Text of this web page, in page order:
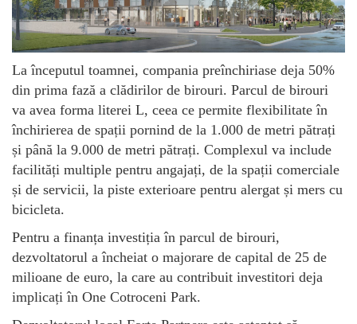
La începutul toamnei, compania preînchiriase deja 50%
din prima fază a clădirilor de birouri. Parcul de birouri
va avea forma literei L, ceea ce permite flexibilitate în
închirierea de spații pornind de la 1.000 de metri pătrați
și până la 9.000 de metri pătrați. Complexul va include
facilități multiple pentru angajați, de la spații comerciale
și de servicii, la piste exterioare pentru alergat și mers cu
bicicleta.
Pentru a finanța investiția în parcul de birouri,
dezvoltatorul a încheiat o majorare de capital de 25 de
milioane de euro, la care au contribuit investitori deja
implicați în One Cotroceni Park.